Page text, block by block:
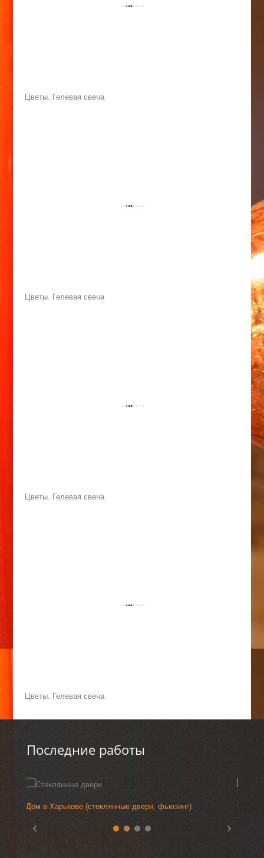
Цветы. Гелевая свеча
Цветы. Гелевая свеча
Цветы. Гелевая свеча
Цветы. Гелевая свеча
Последние работы
Стеклянные двери (прозрачные, пескоструйные)